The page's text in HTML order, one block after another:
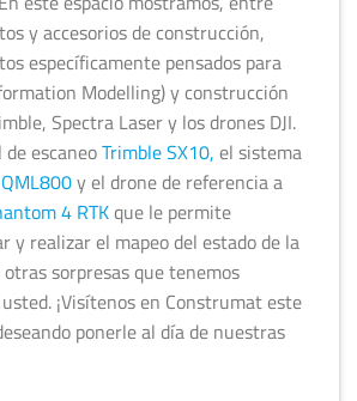
y accesorios de construcción,
específicamente pensados para
Modelling) y construcción
Spectra Laser y los drones DJI.
escaneoTrimble SX10, el sistema
QML800y el drone de referencia a
4 RTKque le permite
y realizar el mapeo del estado de la
otras sorpresas que tenemos
¡Visítenos en Construmat este
ponerle al día de nuestras